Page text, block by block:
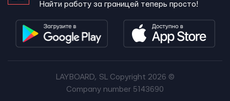
Найти работу за границей теперь просто!
LAYBOARD, SL Copyright 2026 ©
Company number 5143690